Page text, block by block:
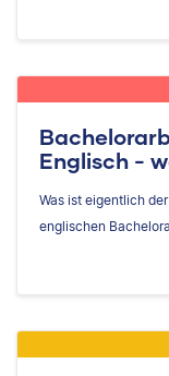
Englisch -
Was ist eigentlich
englischen